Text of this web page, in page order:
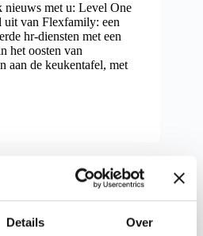
Details Over
nieuws met u: Level One
uit van Flexfamily: een
hr-diensten met een
het oosten van
aan de keukentafel, met